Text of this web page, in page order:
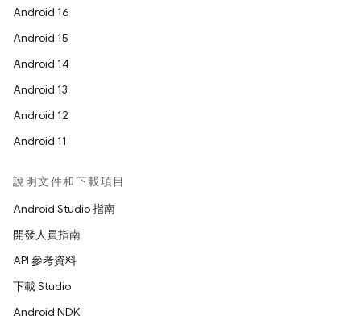
Android 16
Android 15
Android 14
Android 13
Android 12
Android 11
說明文件和下載項目
Android Studio 指南
開發人員指南
API 參考資料
下載 Studio
Android NDK